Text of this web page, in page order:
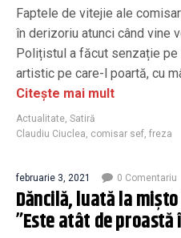
Faptele de vitejie ale
în derizoriu atunci când vine
Polițistul a făcut senzație pe
artistic pe care-l poartă, cu
Citește mai mult
Actualitate, Satiră
Claudiu Ciuclea, comisar sef, freza
februarie 3, 2021 0 Comentariu
Dăncilă, luată la
”Este atât de